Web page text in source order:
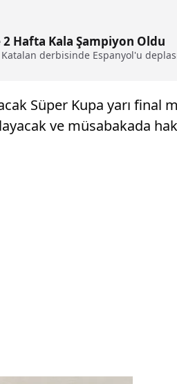
Hafta Kala Şampiyon Oldu
Katalan derbisinde Espanyol'u
Süper Kupa yarı final
ve müsabakada